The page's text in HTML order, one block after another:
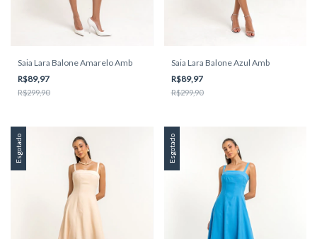
Saia Lara Balone Amarelo Amb
R$89,97
R$299,90
Saia Lara Balone Azul Amb
R$89,97
R$299,90
Esgotado Esgotado